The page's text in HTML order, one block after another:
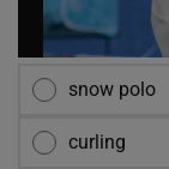
snow polo
curling